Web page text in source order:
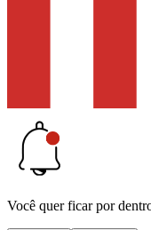
Você quer ficar por